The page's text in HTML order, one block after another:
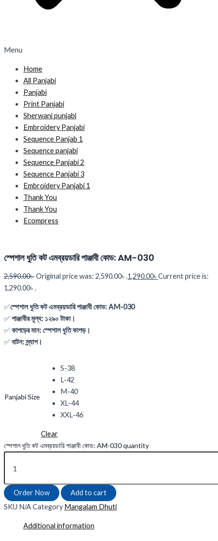
Menu
Home
All Panjabi
Panjabi
Print Panjabi
Sherwani punjabi
Embroidery Panjabi
Sequence Panjab 1
Sequence panjabi
Sequence Panjabi 2
Sequence Panjabi 3
Embroidery Panjabi 1
Thank You
Thank You
Ecompress
স্পেশাল ধুতি কট এমব্রয়ডারি পাঞ্জাবী কোড: AM-030
2,590.00৳Original price was: 2,590.00৳ .1,290.00৳Current price is:
1,290.00৳ .
✅স্পেশাল ধুতি কট এমব্রয়ডারি পাঞ্জাবী কোড: AM-030
✅পাঞ্জাবীরমূল্য: ১২৯০ টাকা।
✅কাপড়ের মান: স্পেশাল ধুতি কাপড়।
✅বাটন: স্ন্যাপ।
Panjabi Size
S-38
L-42
M-40
XL-44
XXL-46
Clear
স্পেশাল ধুতি কট এমব্রয়ডারি পাঞ্জাবী কোড: AM-030 quantity
Order Now
Add to cart
SKU N/ACategory Mangalam Dhuti
Additional information